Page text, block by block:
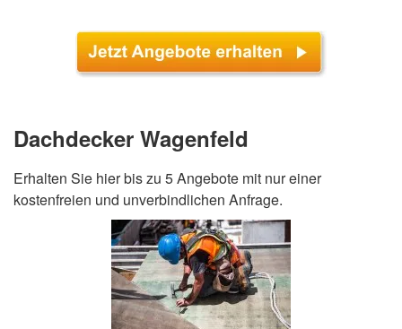
Dachdecker Wagenfeld
Erhalten Sie hier bis zu 5 Angebote mit nur einer
kostenfreien und unverbindlichen Anfrage.